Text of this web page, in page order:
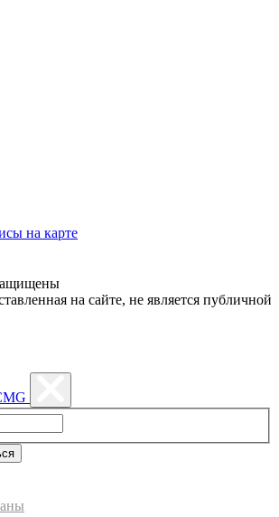
на карте
на сайте, не является публичной